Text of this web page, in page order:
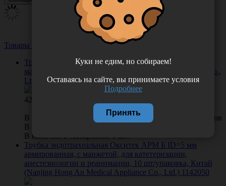
Товары из этой категории
Посмотреть все
Трубка эндотрахеальная Окситек Б ID=5.0 мм без
манжеты, Китай (Nanjing Hong An Medical Appliance Co.,
Ltd.) 1111050
42.00
0 отзывов
В КОРЗИНУ
В наличии во Владивостоке 15 шт.
В наличии в Хабаровске 0 шт.
Трубка эндотрахеальная Окситек АРМ Б ID=5 мм
армированная, с манжетой, для катетеризации,
анестезиологии и реанимации, 10 шт/упаковка, Китай
(Nanjing Hong An Medical Appliance Co., Ltd.) 1142050
Куки не едим, но собираем!
Оставаясь на сайте, вы принимаете условия
Подробнее
Принять